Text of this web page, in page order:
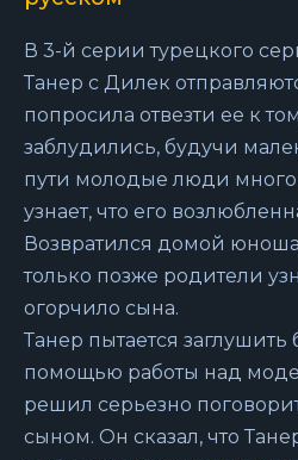
В 3-й серии турецкого
Танер с Дилек
попросила отвезти ее к
заблудились, будучи
пути молодые люди много
узнает, что его
Возвратился домой
только позже родители
огорчило сына.
Танер пытается заглушить
помощью работы над
решил серьезно
сыном. Он сказал, что